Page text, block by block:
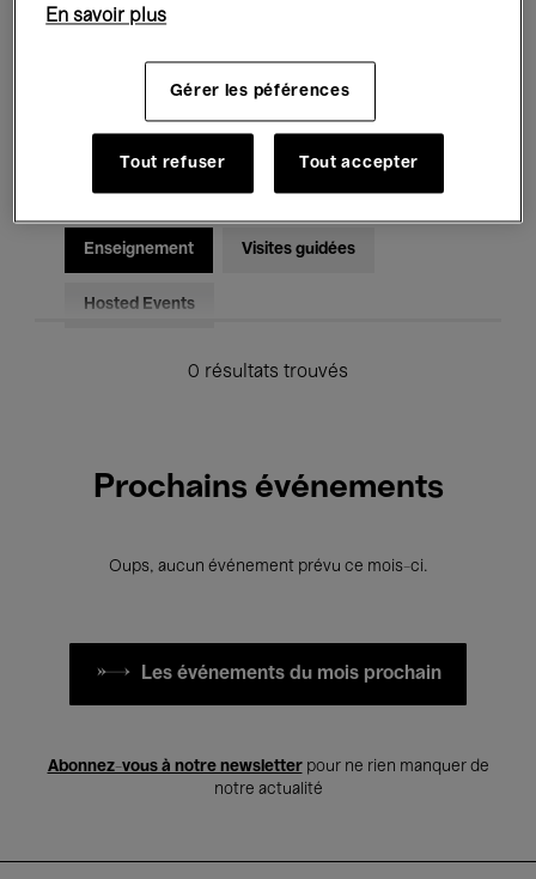
Musique électronique
Pour tous Kids’ Palace
Enseignement Visites guidées
Hosted Events
0 résultats trouvés
Prochains événements
Oups, aucun événement prévu ce mois-ci.
Les événements du mois prochain
Abonnez-vous à notre newsletterpour ne rien manquer de
notre actualité
En savoir plus
Gérer les péférences
Tout refuser Tout accepter